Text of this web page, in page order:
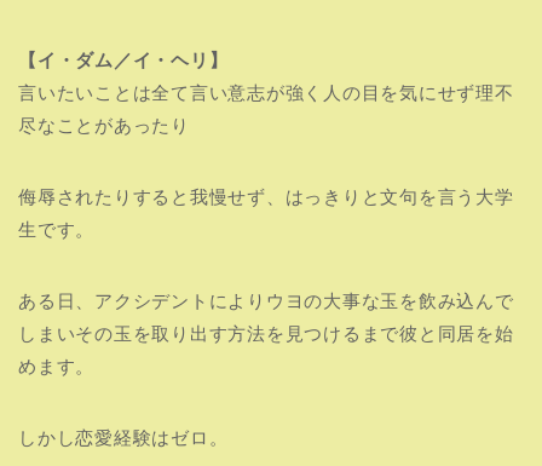
【イ・ダム／イ・ヘリ】
言いたいことは全て言い意志が強く人の目を気にせず理不
尽なことがあったり
侮辱されたりすると我慢せず、はっきりと文句を言う大学
生です。
ある日、アクシデントによりウヨの大事な玉を飲み込んで
しまいその玉を取り出す方法を見つけるまで彼と同居を始
めます。
しかし恋愛経験はゼロ。